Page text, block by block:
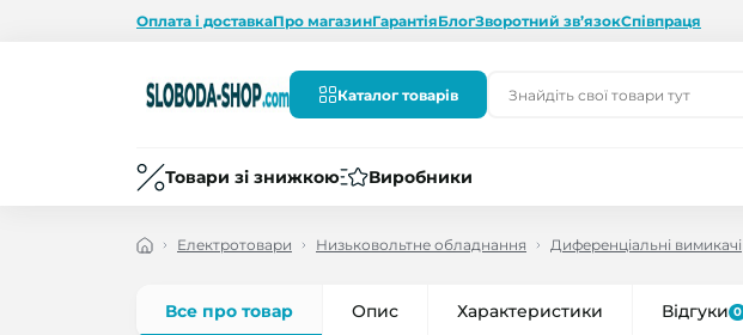
Оплата і доставкаПро магазинГарантіяБлогЗворотний зв’язокСпівпраця
Каталог товарів
Товари зі знижкою Виробники
Електротовари Низьковольтне обладнання Диференціальні вимикачі
Все про товар Опис Характеристики Відгуки 0